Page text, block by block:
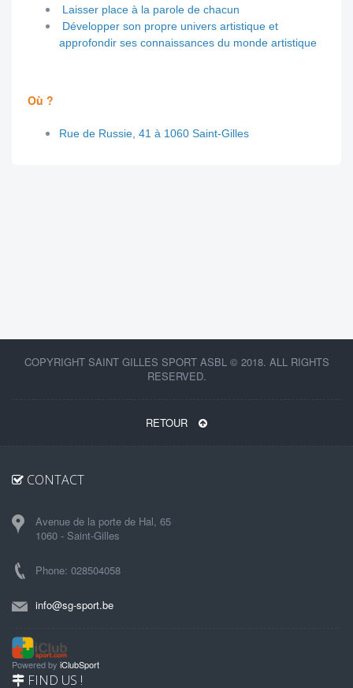
Laisser place à la parole de chacun
Développer son propre univers artistique et
approfondir ses connaissances du monde artistique
Où ?
Rue de Russie, 41 à 1060 Saint-Gilles
COPYRIGHT SAINT GILLES SPORT ASBL © 2018. ALL RIGHTS
RESERVED.
RETOUR
CONTACT
Avenue de la porte de Hal, 65
1060 - Saint-Gilles
Phone: 028504058
info@sg-sport.be
Powered by iClubSport
FIND US !